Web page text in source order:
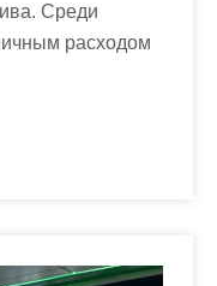
Среди
расходом